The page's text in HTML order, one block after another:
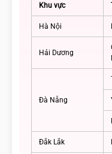
Khu vực
Hà Nội
Hải Dương
Đà Nẵng
Đắk Lắk